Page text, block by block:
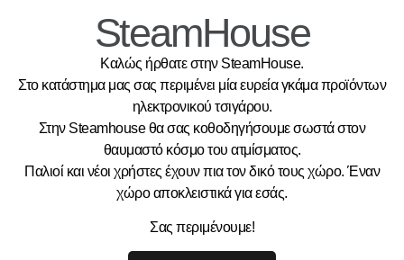
SteamHouse
Καλώς ήρθατε στην SteamHouse.
Στο κατάστημα μας σας περιμένει μία ευρεία γκάμα προϊόντων
ηλεκτρονικού τσιγάρου.
Στην Steamhouse θα σας κοθοδηγήσουμε σωστά στον
θαυμαστό κόσμο του ατμίσματος.
Παλιοί και νέοι χρήστες έχουν πια τον δικό τους χώρο. Έναν
χώρο αποκλειστικά για εσάς.
Σας περιμένουμε!